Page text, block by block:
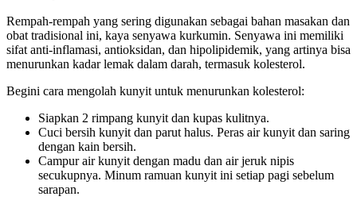
Rempah-rempah yang sering digunakan sebagai bahan masakan dan
obat tradisional ini, kaya senyawa kurkumin. Senyawa ini memiliki
sifat anti-inflamasi, antioksidan, dan hipolipidemik, yang artinya bisa
menurunkan kadar lemak dalam darah, termasuk kolesterol.
Begini cara mengolah kunyit untuk menurunkan kolesterol:
Siapkan 2 rimpang kunyit dan kupas kulitnya.
Cuci bersih kunyit dan parut halus. Peras air kunyit dan saring
dengan kain bersih.
Campur air kunyit dengan madu dan air jeruk nipis
secukupnya. Minum ramuan kunyit ini setiap pagi sebelum
sarapan.